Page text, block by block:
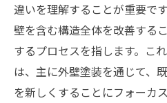
違いを理解することが重要で
壁を含む構造全体を改善する
するプロセスを指します。こ
は、主に外壁塗装を通じて、
を新しくすることにフォーカ